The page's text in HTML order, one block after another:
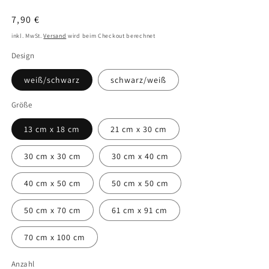
Normaler
Preis
7,90 €
inkl. MwSt.Versand wird beim Checkout berechnet
Design
weiß/schwarz schwarz/weiß
Größe
13 cm x 18 cm 21 cm x 30 cm
30 cm x 30 cm 30 cm x 40 cm
40 cm x 50 cm 50 cm x 50 cm
50 cm x 70 cm 61 cm x 91 cm
70 cm x 100 cm
Anzahl